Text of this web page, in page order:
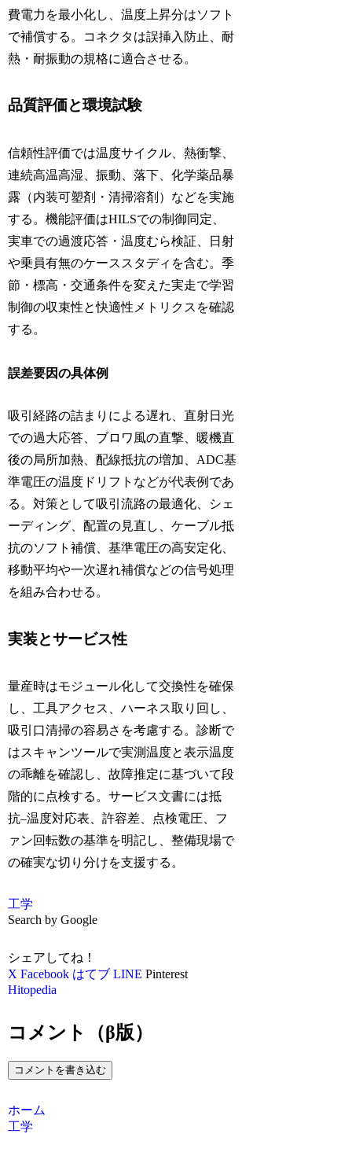
費電力を最小化し、温度上昇分はソフト
で補償する。コネクタは誤挿入防止、耐
熱・耐振動の規格に適合させる。
品質評価と環境試験
信頼性評価では温度サイクル、熱衝撃、
連続高温高湿、振動、落下、化学薬品暴
露（内装可塑剤・清掃溶剤）などを実施
する。機能評価はHILSでの制御同定、
実車での過渡応答・温度むら検証、日射
や乗員有無のケーススタディを含む。季
節・標高・交通条件を変えた実走で学習
制御の収束性と快適性メトリクスを確認
する。
誤差要因の具体例
吸引経路の詰まりによる遅れ、直射日光
での過大応答、ブロワ風の直撃、暖機直
後の局所加熱、配線抵抗の増加、ADC基
準電圧の温度ドリフトなどが代表例であ
る。対策として吸引流路の最適化、シェ
ーディング、配置の見直し、ケーブル抵
抗のソフト補償、基準電圧の高安定化、
移動平均や一次遅れ補償などの信号処理
を組み合わせる。
実装とサービス性
量産時はモジュール化して交換性を確保
し、工具アクセス、ハーネス取り回し、
吸引口清掃の容易さを考慮する。診断で
はスキャンツールで実測温度と表示温度
の乖離を確認し、故障推定に基づいて段
階的に点検する。サービス文書には抵
抗–温度対応表、許容差、点検電圧、フ
ァン回転数の基準を明記し、整備現場で
の確実な切り分けを支援する。
工学
Search by Google
シェアしてね！
X Facebook はてブ LINE Pinterest
Hitopedia
コメント（β版）
コメントを書き込む
ホーム
工学